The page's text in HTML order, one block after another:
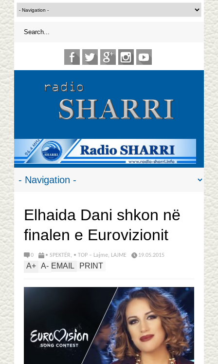
Elhaida Dani shkon në
finalen e Eurovizionit
0 • SPEKTËR, • TOP – Lajme, LAJME 19.05.2015
A+ A- EMAIL PRINT